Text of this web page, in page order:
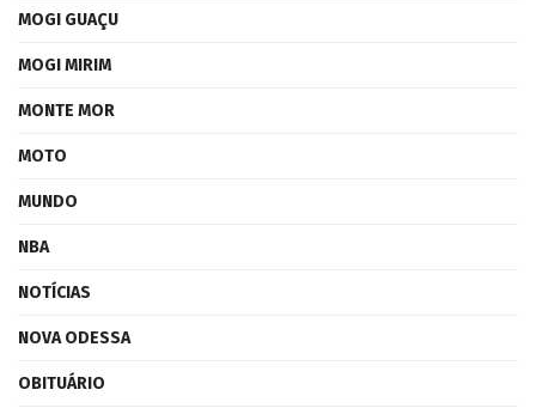
MOGI GUAÇU
MOGI MIRIM
MONTE MOR
MOTO
MUNDO
NBA
NOTÍCIAS
NOVA ODESSA
OBITUÁRIO